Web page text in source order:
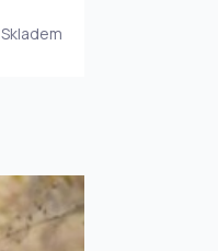
Skladem